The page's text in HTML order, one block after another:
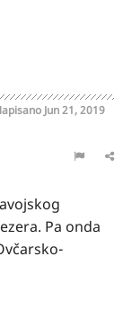
Jun 21, 2019
Pa onda